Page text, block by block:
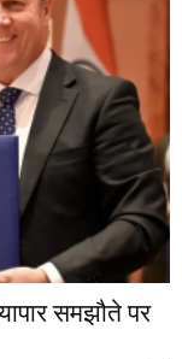
समझौते पर